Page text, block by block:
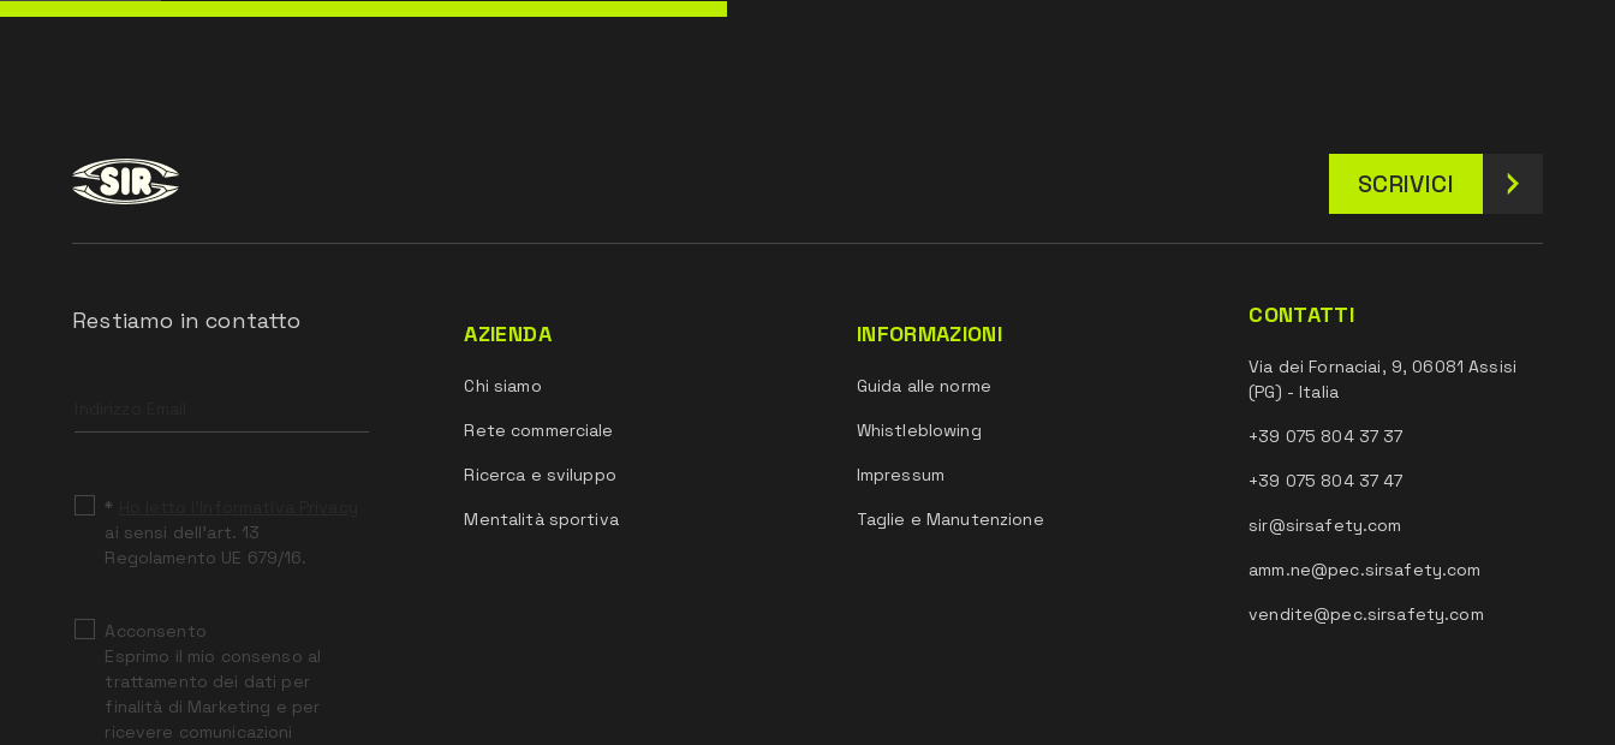
SCRIVICI
Restiamo in contatto
field
*
ai sensi dell’art. 13
Regolamento UE 679/16.
Acconsento
Esprimo il mio consenso al
trattamento dei dati per
finalità di Marketing e per
ricevere comunicazioni
AZIENDA
Chi siamo
Rete commerciale
Ricerca e sviluppo
Mentalità sportiva
INFORMAZIONI
Guida alle norme
Whistleblowing
Impressum
Taglie e Manutenzione
CONTATTI
Via dei Fornaciai, 9, 06081 Assisi
(PG) - Italia
+39 075 804 37 37
+39 075 804 37 47
sir@sirsafety.com
amm.ne@pec.sirsafety.com
vendite@pec.sirsafety.com